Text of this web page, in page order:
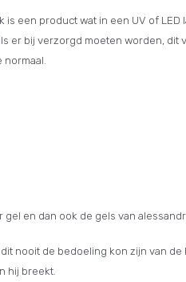
een product wat in een UV of
er bij verzorgd moeten worden,
en dan ook de gels van
nooit de bedoeling kon zijn van
hij breekt.